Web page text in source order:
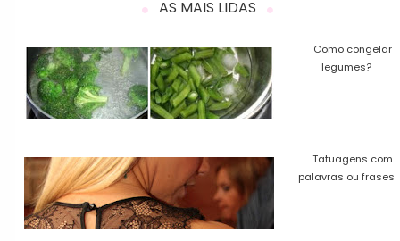
AS MAIS LIDAS
Como congelar
legumes?
Tatuagens com
palavras ou frases